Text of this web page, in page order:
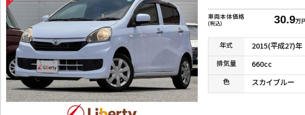
車両本体価格
(税込) 30.9万
年式 2015(平成27)年
排気量 660cc
色 スカイブルー